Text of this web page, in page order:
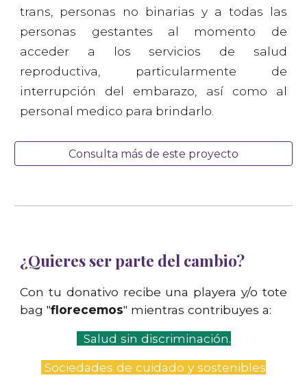
trans, personas no binarias y a todas las
personas gestantes al momento de
acceder a los servicios de salud
reproductiva, particularmente de
interrupción del embarazo,
así como al
personal medico para brindarlo.
Consulta más de este proyecto
¿Quieres ser parte del cambio?
Con tu donativo recibe una playera y/o tote
bag "florecemos" mientras contribuyes a:
Salud sin discriminación.
Sociedades de cuidado y sostenibles